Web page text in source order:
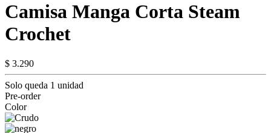
Camisa Manga Corta Steam
Crochet
$ 3.290
Solo queda 1 unidad
Pre-order
Color